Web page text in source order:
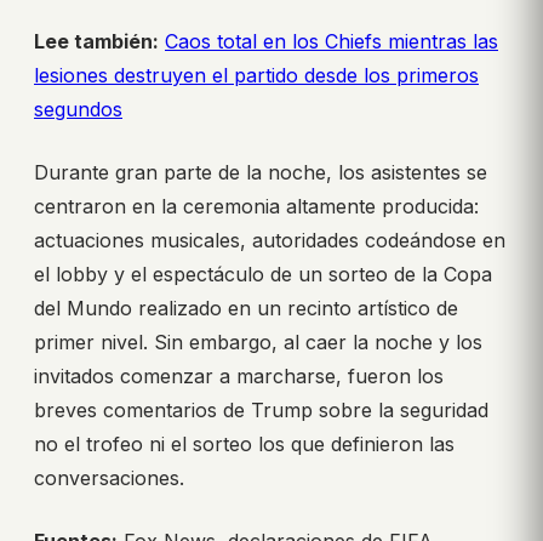
Lee también: Caos total en los Chiefs mientras las
lesiones destruyen el partido desde los primeros
segundos
Durante gran parte de la noche, los asistentes se
centraron en la ceremonia altamente producida:
actuaciones musicales, autoridades codeándose en
el lobby y el espectáculo de un sorteo de la Copa
del Mundo realizado en un recinto artístico de
primer nivel. Sin embargo, al caer la noche y los
invitados comenzar a marcharse, fueron los
breves comentarios de Trump sobre la seguridad
no el trofeo ni el sorteo los que definieron las
conversaciones.